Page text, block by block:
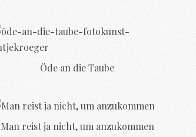
Öde an die Taube
Man reist ja nicht, um anzukommen